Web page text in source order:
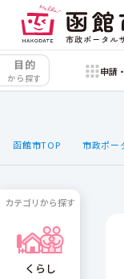
目的
から探す
申請
函館市TOP 市政ポー
カテゴリから探す
くらし